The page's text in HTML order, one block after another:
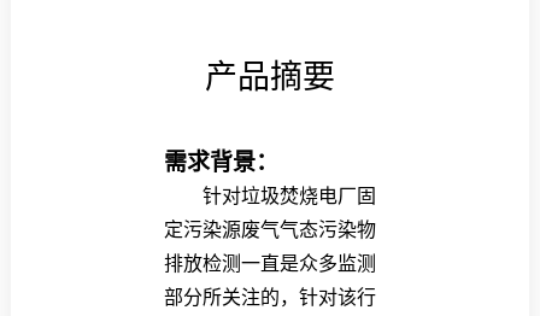
产品摘要
需求背景：
针对垃圾焚烧电厂固
定污染源废气气态污染物
排放检测一直是众多监测
部分所关注的，针对该行